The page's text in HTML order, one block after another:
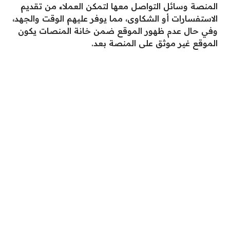
المنصة وسائل التواصل معها لتمكن العملاء من تقديم
الاستفسارات أو الشكاوى، مما يوفر عليهم الوقت والجهد،
وفي حال عدم ظهور الموقع ضمن خانة المنصات يكون
الموقع غير موثق على المنصة بعد.